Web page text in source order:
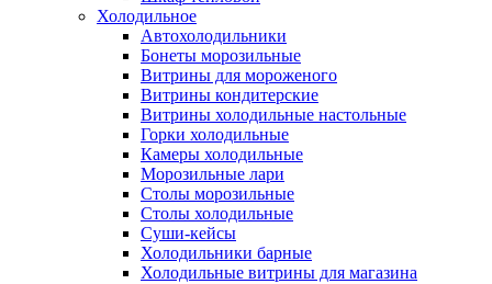
Холодильное
Автохолодильники
Бонеты морозильные
Витрины для мороженого
Витрины кондитерские
Витрины холодильные настольные
Горки холодильные
Камеры холодильные
Морозильные лари
Столы морозильные
Столы холодильные
Суши-кейсы
Холодильники барные
Холодильные витрины для магазина